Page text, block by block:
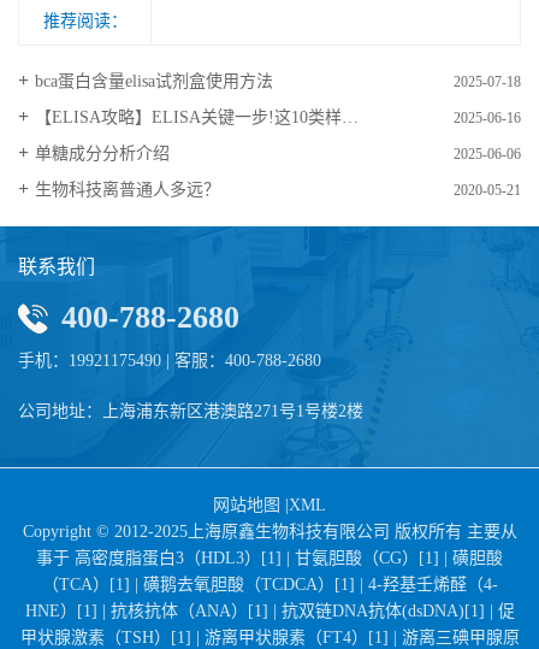
推荐阅读：
bca蛋白含量elisa试剂盒使用方法 2025-07-18
【ELISA攻略】ELISA关键一步!这10类样品要如何处理? 2025-06-16
​单糖成分分析介绍 2025-06-06
生物科技离普通人多远？ 2020-05-21
联系我们
400-788-2680
手机：19921175490 | 客服：400-788-2680
公司地址：上海浦东新区港澳路271号1号楼2楼
网站地图 XML
Copyright © 2012-2025上海原鑫生物科技有限公司 版权所有 主要从
事于 高密度脂蛋白3（HDL3）[1] | 甘氨胆酸（CG）[1] | 磺胆酸
（TCA）[1] | 磺鹅去氧胆酸（TCDCA）[1] | 4-羟基壬烯醛（4-
HNE）[1] | 抗核抗体（ANA）[1] | 抗双链DNA抗体(dsDNA)[1] | 促
甲状腺激素（TSH）[1] | 游离甲状腺素（FT4）[1] | 游离三碘甲腺原